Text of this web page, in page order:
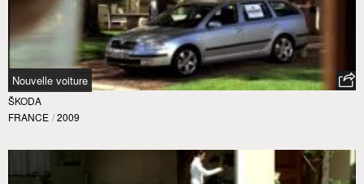
Nouvelle voiture
ŠKODA
FRANCE / 2009